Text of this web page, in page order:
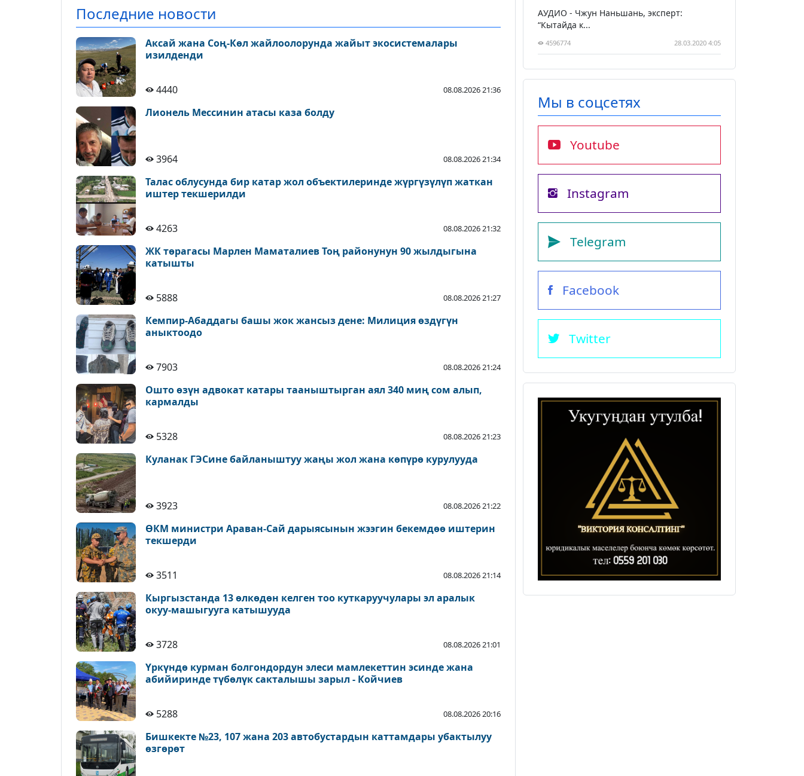
таарынды
Последние новости
Аксай жана Соң-Көл жайлоолорунда жайыт экосистемалары
изилденди
4440 08.08.2026 21:36
Лионель Мессинин атасы каза болду
3964 08.08.2026 21:34
Талас облусунда бир катар жол объектилеринде жүргүзүлүп жаткан
иштер текшерилди
4263 08.08.2026 21:32
ЖК төрагасы Марлен Маматалиев Тоң районунун 90 жылдыгына
катышты
5888 08.08.2026 21:27
Кемпир-Абаддагы башы жок жансыз дене: Милиция өздүгүн
аныктоодо
7903 08.08.2026 21:24
Ошто өзүн адвокат катары тааныштырган аял 340 миң сом алып,
кармалды
5328 08.08.2026 21:23
Куланак ГЭСине байланыштуу жаңы жол жана көпүрө курулууда
3923 08.08.2026 21:22
ӨКМ министри Араван-Сай дарыясынын жээгин бекемдөө иштерин
текшерди
3511 08.08.2026 21:14
Кыргызстанда 13 өлкөдөн келген тоо куткаруучулары эл аралык
окуу-машыгууга катышууда
3728 08.08.2026 21:01
Үркүндө курман болгондордун элеси мамлекеттин эсинде жана
абийиринде түбөлүк сакталышы зарыл - Койчиев
5288 08.08.2026 20:16
Бишкекте №23, 107 жана 203 автобустардын каттамдары убактылуу
өзгөрөт
АУДИО - Чжун Наньшань, эксперт:
“Кытайда к...
4596774 28.03.2020 4:05
Мы в соцсетях
Youtube
Instagram
Telegram
Facebook
Twitter